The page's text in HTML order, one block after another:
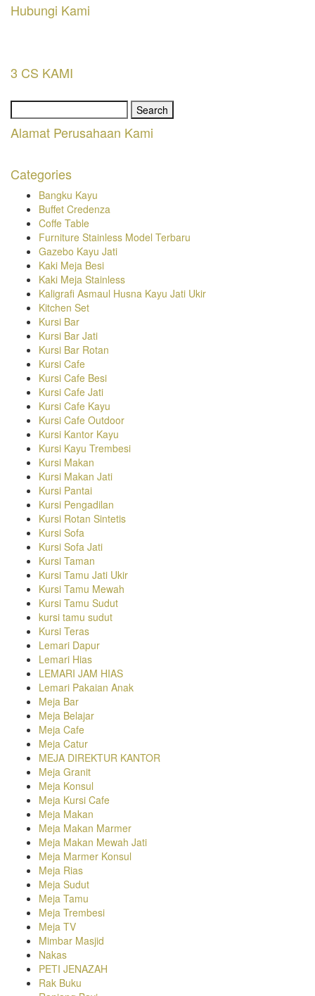
Hubungi Kami
3 CS KAMI
for:
Alamat Perusahaan Kami
Categories
Bangku Kayu
Buffet Credenza
Coffe Table
Furniture Stainless Model Terbaru
Gazebo Kayu Jati
Kaki Meja Besi
Kaki Meja Stainless
Kaligrafi Asmaul Husna Kayu Jati Ukir
Kitchen Set
Kursi Bar
Kursi Bar Jati
Kursi Bar Rotan
Kursi Cafe
Kursi Cafe Besi
Kursi Cafe Jati
Kursi Cafe Kayu
Kursi Cafe Outdoor
Kursi Kantor Kayu
Kursi Kayu Trembesi
Kursi Makan
Kursi Makan Jati
Kursi Pantai
Kursi Pengadilan
Kursi Rotan Sintetis
Kursi Sofa
Kursi Sofa Jati
Kursi Taman
Kursi Tamu Jati Ukir
Kursi Tamu Mewah
Kursi Tamu Sudut
kursi tamu sudut
Kursi Teras
Lemari Dapur
Lemari Hias
LEMARI JAM HIAS
Lemari Pakaian Anak
Meja Bar
Meja Belajar
Meja Cafe
Meja Catur
MEJA DIREKTUR KANTOR
Meja Granit
Meja Konsul
Meja Kursi Cafe
Meja Makan
Meja Makan Marmer
Meja Makan Mewah Jati
Meja Marmer Konsul
Meja Rias
Meja Sudut
Meja Tamu
Meja Trembesi
Meja TV
Mimbar Masjid
Nakas
PETI JENAZAH
Rak Buku